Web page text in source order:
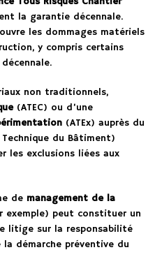
la garantie décennale.
les dommages matériels
y compris certains
non traditionnels,
(ATEC) ou d’une
(ATEx) auprès du
du Bâtiment)
les exclusions liées aux
de management de la
peut constituer un
litige sur la responsabilité
la démarche préventive du